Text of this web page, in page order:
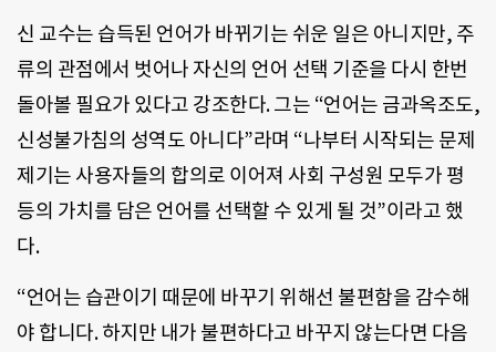
신 교수는 습득된 언어가 바뀌기는 쉬운 일은 아니지만, 주
류의 관점에서 벗어나 자신의 언어 선택 기준을 다시 한번
돌아볼 필요가 있다고 강조한다. 그는 “언어는 금과옥조도,
신성불가침의 성역도 아니다”라며 “나부터 시작되는 문제
제기는 사용자들의 합의로 이어져 사회 구성원 모두가 평
등의 가치를 담은 언어를 선택할 수 있게 될 것”이라고 했
다.
“언어는 습관이기 때문에 바꾸기 위해선 불편함을 감수해
야 합니다. 하지만 내가 불편하다고 바꾸지 않는다면 다음